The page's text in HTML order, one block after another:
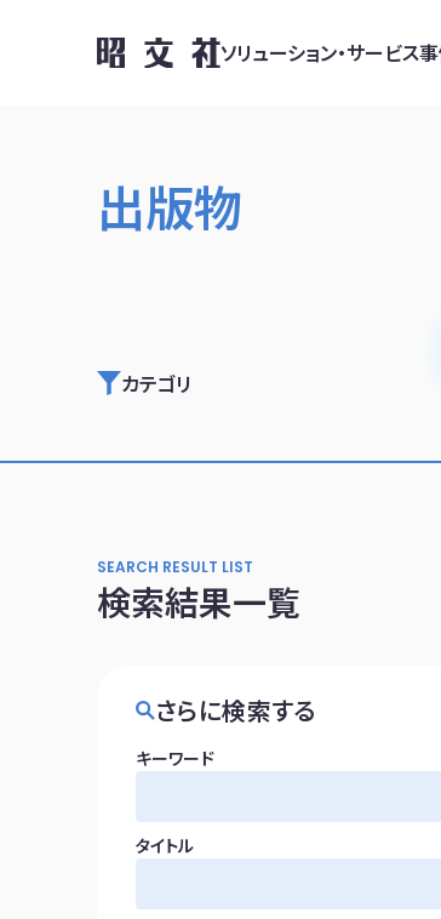
ソリューション・サービス
出版物
カテゴリ
SEARCH RESULT LIST
検索結果一覧
さらに検索する
キーワード
タイトル